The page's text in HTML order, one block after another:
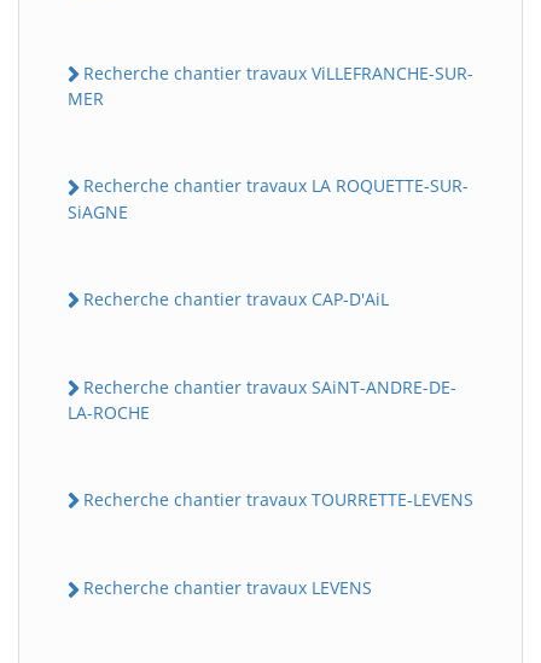
Recherche chantier travaux ViLLEFRANCHE-SUR-
MER
Recherche chantier travaux LA ROQUETTE-SUR-
SiAGNE
Recherche chantier travaux CAP-D'AiL
Recherche chantier travaux SAiNT-ANDRE-DE-
LA-ROCHE
Recherche chantier travaux TOURRETTE-LEVENS
Recherche chantier travaux LEVENS